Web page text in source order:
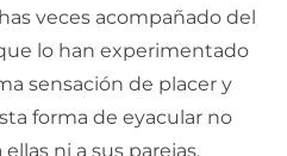
veces acompañado del
lo han experimentado
sensación de placer y
forma de eyacular no
ni a sus parejas.